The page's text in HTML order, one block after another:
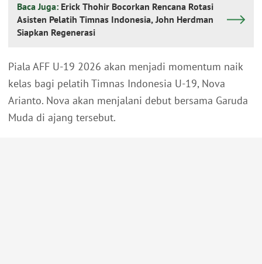
Baca Juga: Erick Thohir Bocorkan Rencana Rotasi
Asisten Pelatih Timnas Indonesia, John Herdman
Siapkan Regenerasi
Piala AFF U-19 2026 akan menjadi momentum naik
kelas bagi pelatih Timnas Indonesia U-19, Nova
Arianto. Nova akan menjalani debut bersama Garuda
Muda di ajang tersebut.